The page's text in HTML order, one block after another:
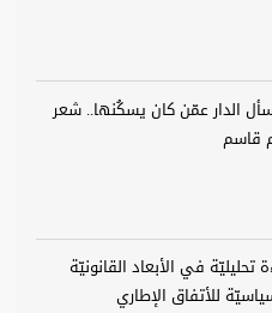
الدار عمّن كان يسكُنها.. شعر
قاسم
تحليليّة في الأبعاد القانونيّة
للأتفاق الإطاري